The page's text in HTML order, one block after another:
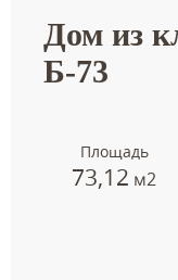
Дом из
Б-73
Площадь
73,12 м2